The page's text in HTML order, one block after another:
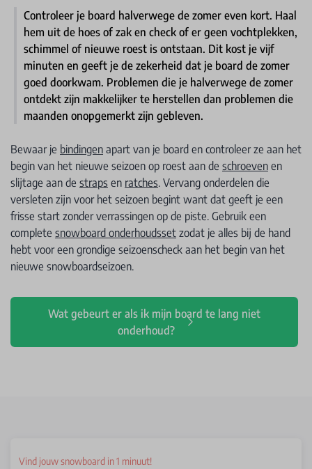
Controleer je board halverwege de zomer even kort. Haal
hem uit de hoes of zak en check of er geen vochtplekken,
schimmel of nieuwe roest is ontstaan. Dit kost je vijf
minuten en geeft je de zekerheid dat je board de zomer
goed doorkwam. Problemen die je halverwege de zomer
ontdekt zijn makkelijker te herstellen dan problemen die
maanden onopgemerkt zijn gebleven.
Bewaar je bindingen apart van je board en controleer ze aan het
begin van het nieuwe seizoen op roest aan de schroeven en
slijtage aan de straps en ratches. Vervang onderdelen die
versleten zijn voor het seizoen begint want dat geeft je een
frisse start zonder verrassingen op de piste. Gebruik een
complete snowboard onderhoudsset zodat je alles bij de hand
hebt voor een grondige seizoenscheck aan het begin van het
nieuwe snowboardseizoen.
Wat gebeurt er als ik mijn board te lang niet
onderhoud?
Vind jouw snowboard in 1 minuut!